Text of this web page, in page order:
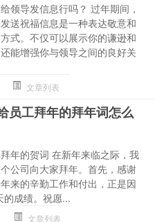
领导发信息行吗？ 过年期间，
送祝福信息是一种表达敬意和
式。不仅可以展示你的谦逊和
能增强你与领导之间的良好关
文章列表
员工拜年的拜年词怎么
年的贺词 在新年来临之际，我
公司向大家拜年。首先，感谢
来的辛勤工作和付出，正是因
的成绩。祝愿...
文章列表